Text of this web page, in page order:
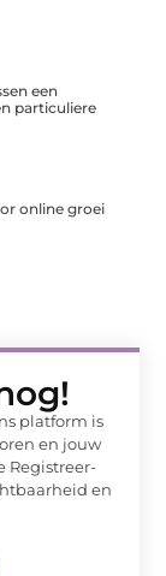
een
particuliere
online groei
platform is
en jouw
Registreer-
en